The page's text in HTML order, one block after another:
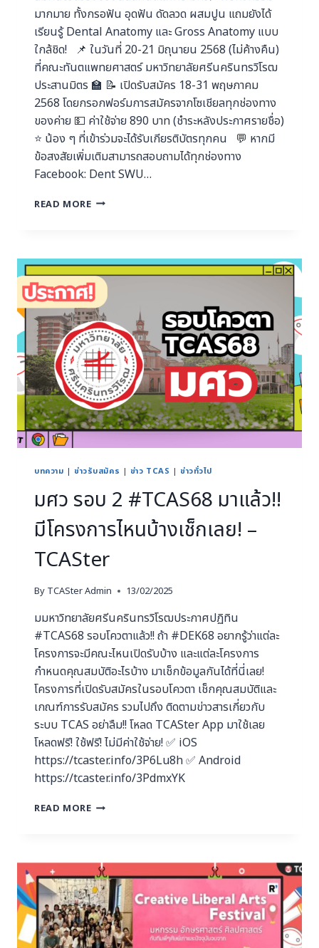
มากมาย ทั้งกรอฟัน อุดฟัน ดัดลวด ผสมปูน แถมยังได้
เรียนรู้ Dental Anatomy และ Gross Anatomy แบบ
ใกล้ชิด! 📌 ในวันที่ 20-21 มิถุนายน 2568 (ไม่ค้างคืน)
ที่คณะทันตแพทยศาสตร์ มหาวิทยาลัยศรีนครินทรวิโรฒ
ประสานมิตร 🏫 📝 เปิดรับสมัคร 18-31 พฤษภาคม
2568 โดยกรอกฟอร์มการสมัครจากโซเชียลทุกช่องทาง
ของค่าย 💵 ค่าใช้จ่าย 890 บาท (ชำระหลังประกาศรายชื่อ)
⭐️ น้อง ๆ ที่เข้าร่วมจะได้รับเกียรติบัตรทุกคน 💬 หากมี
ข้อสงสัยเพิ่มเติมสามารถสอบถามได้ทุกช่องทาง
Facebook: Dent SWU…
READ MORE
บทความ |ข่าวรับสมัคร | ข่าว TCAS | ข่าวทั่วไป
มศว รอบ 2 #TCAS68 มาแล้ว!!
มีโครงการไหนบ้างเช็กเลย! –
TCASter
By TCASter Admin 13/02/2025
มมหาวิทยาลัยศรีนครินทรวิโรฒประกาศปฏิทิน
#TCAS68 รอบโควตาแล้ว!! ถ้า #DEK68 อยากรู้ว่าแต่ละ
โครงการจะมีคณะไหนเปิดรับบ้าง และแต่ละโครงการ
กำหนดคุณสมบัติอะไรบ้าง มาเช็กข้อมูลกันได้ที่นี่เลย!
โครงการที่เปิดรับสมัครในรอบโควตา เช็กคุณสมบัติและ
เกณฑ์การรับสมัคร รวมไปถึง ติดตามข่าวสารเกี่ยวกับ
ระบบ TCAS อย่าลืม!! โหลด TCASter App มาใช้เลย
โหลดฟรี! ใช้ฟรี! ไม่มีค่าใช้จ่าย! ✅ iOS
https://tcaster.info/3P6Lu8h ✅ Android
https://tcaster.info/3PdmxYK
READ MORE